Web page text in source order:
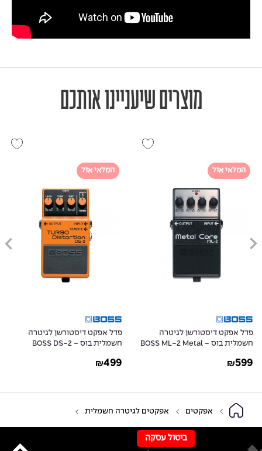
מוצרים שיעניינו אותכם
המלאי אזל
פדל אפקט דיסטורשן לגיטרה
חשמלית בוס - BOSS ML-2 Metal
₪599
המלאי אזל
פדל אפקט דיסטורשן לגיטרה
חשמלית בוס - BOSS DS-2
₪499
אפקטים אפקטים לגיטרה חשמלית
ביטול עסקה